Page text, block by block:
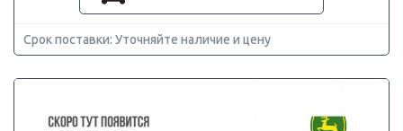
Срок поставки: Уточняйте наличие и цену